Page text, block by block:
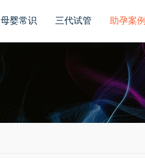
母婴常识 三代试管 助孕案例